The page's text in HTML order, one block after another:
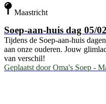
Maastricht
Soep-aan-huis dag 05/
Tijdens de Soep-aan-huis
aan onze ouderen. Jouw
van verschil!
Geplaatst door Oma's Soep -